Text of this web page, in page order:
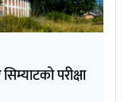
परीक्षा